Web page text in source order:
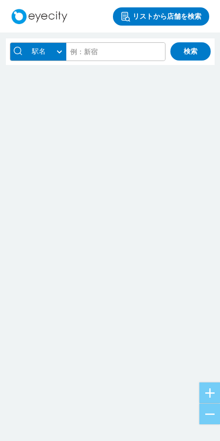
リストから店舗を検索
駅名 検索